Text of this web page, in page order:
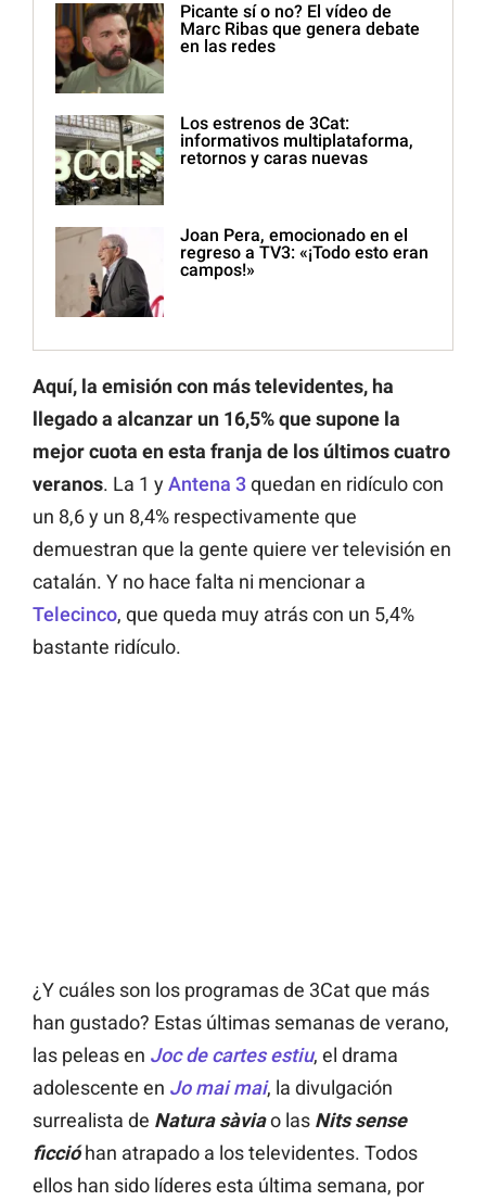
Picante sí o no? El vídeo de
Marc Ribas que genera debate
en las redes
Los estrenos de 3Cat:
informativos multiplataforma,
retornos y caras nuevas
Joan Pera, emocionado en el
regreso a TV3: «¡Todo esto eran
campos!»
Aquí, la emisión con más televidentes, ha
llegado a alcanzar un 16,5% que supone la
mejor cuota en esta franja de los últimos cuatro
veranos. La 1 y Antena 3quedan en ridículo con
un 8,6 y un 8,4% respectivamente que
demuestran que la gente quiere ver televisión en
catalán. Y no hace falta ni mencionar a
Telecinco, que queda muy atrás con un 5,4%
bastante ridículo.
¿Y cuáles son los programas de 3Cat que más
han gustado? Estas últimas semanas de verano,
las peleas en Joc de cartes estiu, el drama
adolescente en Jo mai mai, la divulgación
surrealista de Natura sàviao las Nits sense
ficcióhan atrapado a los televidentes. Todos
ellos han sido líderes esta última semana, por